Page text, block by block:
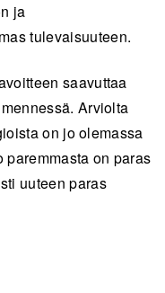
ja
tulevaisuuteen.
saavuttaa
Arviolta
on jo olemassa
on paras
uuteen paras